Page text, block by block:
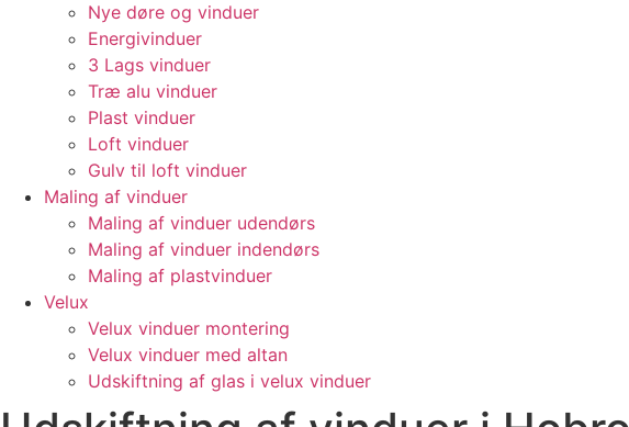
Nye døre og vinduer
Energivinduer
3 Lags vinduer
Træ alu vinduer
Plast vinduer
Loft vinduer
Gulv til loft vinduer
Maling af vinduer
Maling af vinduer udendørs
Maling af vinduer indendørs
Maling af plastvinduer
Velux
Velux vinduer montering
Velux vinduer med altan
Udskiftning af glas i velux vinduer